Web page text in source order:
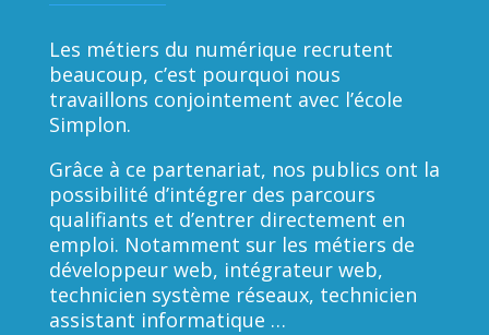
Les métiers du numérique recrutent
beaucoup, c’est pourquoi nous
travaillons conjointement avec l’école
Simplon.
Grâce à ce partenariat, nos publics ont la
possibilité d’intégrer des parcours
qualifiants et d’entrer directement en
emploi. Notamment sur les métiers de
développeur web, intégrateur web,
technicien système réseaux, technicien
assistant informatique …